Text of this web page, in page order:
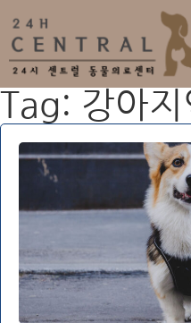
Tag: 강아지